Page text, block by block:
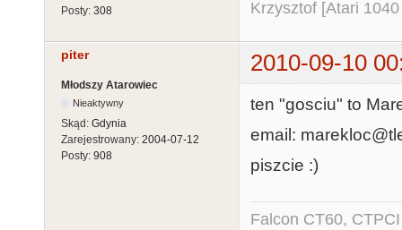
Posty: 308 Krzysztof [Atari
piter 2010-09-10
Młodszy Atarowiec
Nieaktywny
Skąd: Gdynia
Zarejestrowany: 2004-07-12
Posty: 908
ten "gosciu" to
email:
piszcie :)
Falcon CT60,